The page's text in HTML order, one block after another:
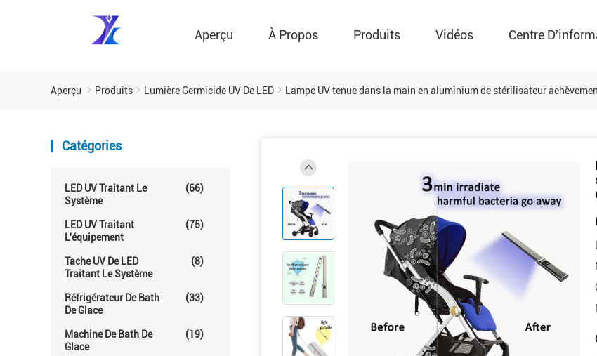
Aperçu À Propos Produits Vidéos Centre
Aperçu Produits Lumière Germicide UV De LED Lampe UV tenue dans la main en aluminium de stérilisateur
Catégories
LED UV Traitant Le
Système
(66)
LED UV Traitant
L'équipement
(75)
Tache UV De LED
Traitant Le Système
(8)
Réfrigérateur De Bath
De Glace
(33)
Machine De Bath De
Glace
(19)